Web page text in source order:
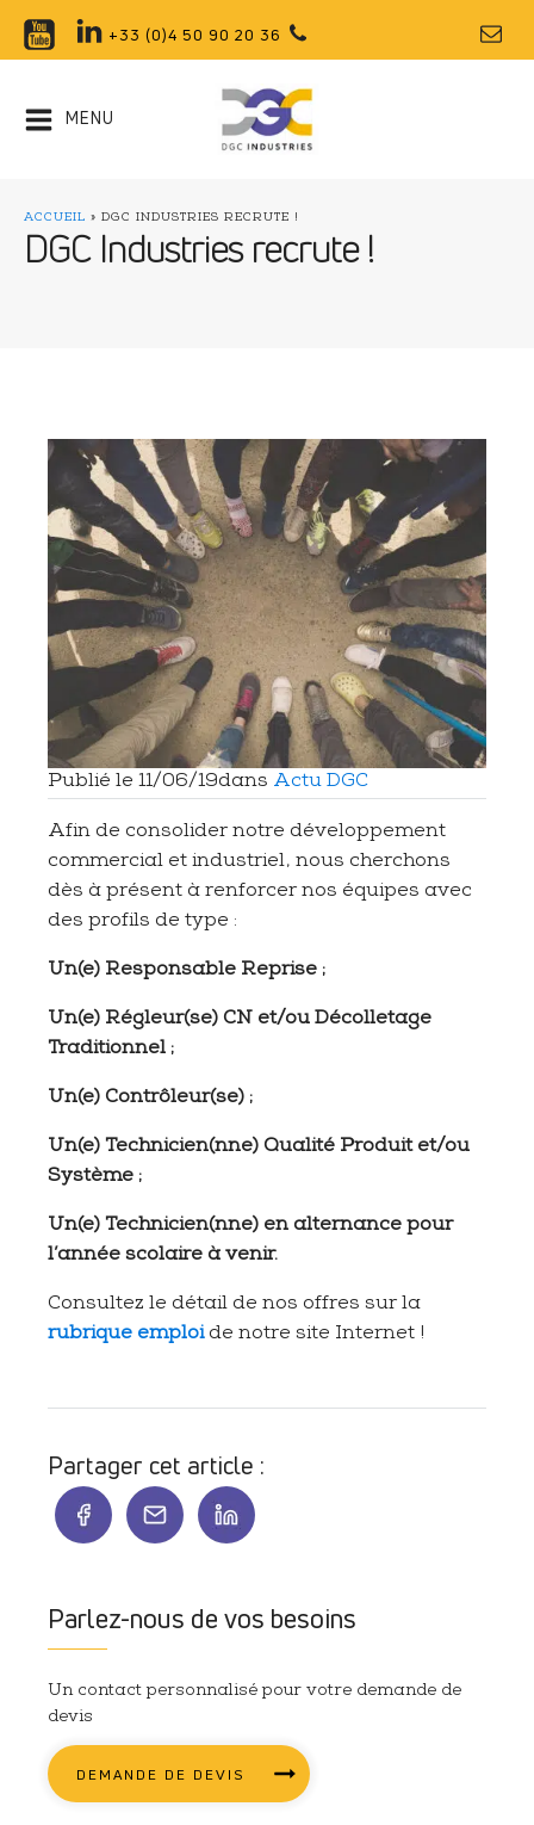
+33 (0)4 50 90 20 36
MENU
ACCUEIL » DGC INDUSTRIES RECRUTE !
DGC Industries recrute !
Publié le 11/06/19dans Actu DGC
Afin de consolider notre développement
commercial et industriel, nous cherchons
dès à présent à renforcer nos équipes avec
des profils de type :
Un(e) Responsable Reprise ;
Un(e) Régleur(se) CN et/ou Décolletage
Traditionnel ;
Un(e) Contrôleur(se) ;
Un(e) Technicien(nne) Qualité Produit et/ou
Système ;
Un(e) Technicien(nne) en alternance pour
l’année scolaire à venir.
Consultez le détail de nos offres sur la
rubrique emploi de notre site Internet !
Partager cet article :
Parlez-nous de vos besoins
Un contact personnalisé pour votre demande de
devis
DEMANDE DE DEVIS